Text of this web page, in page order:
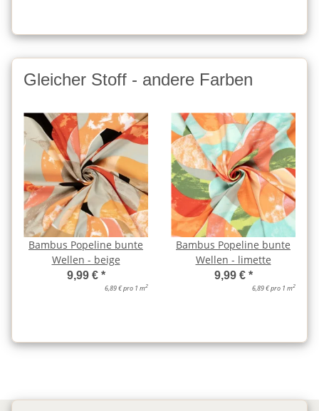
Gleicher Stoff - andere Farben
Bambus Popeline bunte
Wellen - beige
9,99 € *
6,89 € pro 1 m2
Bambus Popeline bunte
Wellen - limette
9,99 € *
6,89 € pro 1 m2